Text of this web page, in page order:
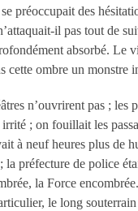
préoccupait des
il pas tout de
absorbé. Le
cette ombre un monstre
n’ouvrirent pas ; les
; on fouillait les
à neuf heures plus de
la préfecture de police
la Force
le long